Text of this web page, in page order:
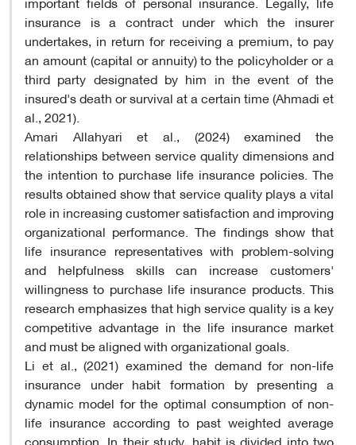
insurance is a contract under which the insurer
undertakes, in return for receiving a premium, to pay
an amount (capital or annuity) to the policyholder or a
third party designated by him in the event of the
insured's death or survival at a certain time (Ahmadi et
al., 2021).
Amari Allahyari et al., (2024) examined the
relationships between service quality dimensions and
the intention to purchase life insurance policies. The
results obtained show that service quality plays a vital
role in increasing customer satisfaction and improving
organizational performance. The findings show that
life insurance representatives with problem-solving
and helpfulness skills can increase customers'
willingness to purchase life insurance products. This
research emphasizes that high service quality is a key
competitive advantage in the life insurance market
and must be aligned with organizational goals.
Li et al., (2021) examined the demand for non-life
insurance under habit formation by presenting a
dynamic model for the optimal consumption of non-
life insurance according to past weighted average
consumption. In their study, habit is divided into two